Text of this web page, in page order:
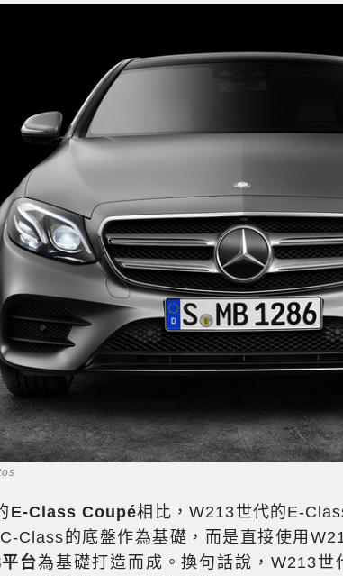
E-Class Coupé相比，W213世代的E-
Class的底盤作為基礎，而是直接使用
台為基礎打造而成。換句話說，W213